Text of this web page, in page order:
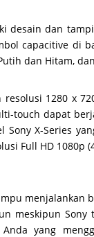
desain dan
capacitive di
dan Hitam,
1280 x
touch dapat
Sony X-Series
Full HD 1080p
menjalankan
meskipun
yang